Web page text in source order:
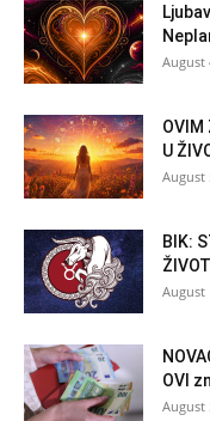
August
OVIM
U
August
BIK:
August
OVI
August